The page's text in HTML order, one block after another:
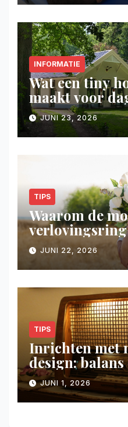
INFORMATIE
Wat een tiny
maakt voor
JUNI 23, 2026
TIPS
Waarom de
duurste hoeft
JUNI 22, 2026
TIPS
Inrichten met
design:
JUNI 1, 2026